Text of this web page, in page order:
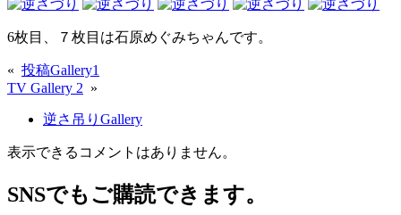
6枚目、７枚目は石原めぐみちゃんです。
« 投稿Gallery1
TV Gallery 2 »
逆さ吊りGallery
表示できるコメントはありません。
SNSでもご購読できます。